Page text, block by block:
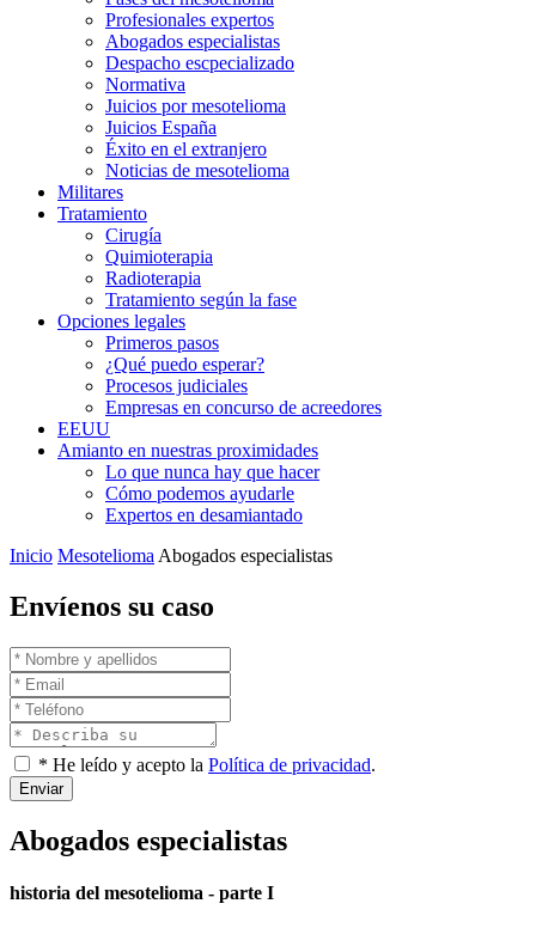
Profesionales expertos
Abogados especialistas
Despacho escpecializado
Normativa
Juicios por mesotelioma
Juicios España
Éxito en el extranjero
Noticias de mesotelioma
Militares
Tratamiento
Cirugía
Quimioterapia
Radioterapia
Tratamiento según la fase
Opciones legales
Primeros pasos
¿Qué puedo esperar?
Procesos judiciales
Empresas en concurso de acreedores
EEUU
Amianto en nuestras proximidades
Lo que nunca hay que hacer
Cómo podemos ayudarle
Expertos en desamiantado
Inicio Mesotelioma Abogados especialistas
Envíenos su caso
* He leído y acepto la Política de privacidad.
Enviar
Abogados especialistas
historia del mesotelioma - parte I